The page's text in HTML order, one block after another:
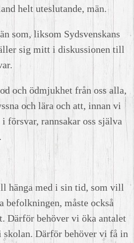
helt uteslutande, män.
som, liksom Sydsvenskans
sig mitt i diskussionen till
och ödmjukhet från oss alla,
och lära och att, innan vi
försvar, rannsakar oss själva
hänga med i sin tid, som vill
måste också
Därför behöver vi öka antalet
Därför behöver vi få in